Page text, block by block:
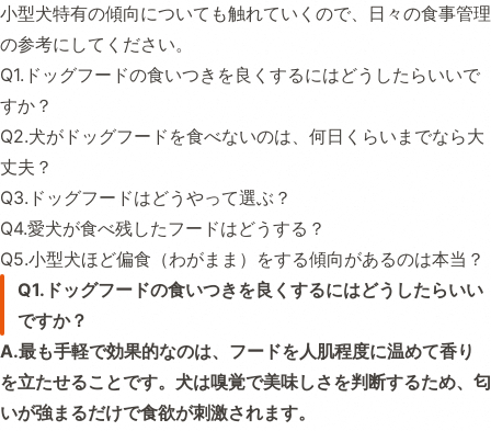
小型犬特有の傾向についても触れていくので、日々の食事管理
の参考にしてください。
Q1.ドッグフードの食いつきを良くするにはどうしたらいいで
すか？
Q2.犬がドッグフードを食べないのは、何日くらいまでなら大
丈夫？
Q3.ドッグフードはどうやって選ぶ？
Q4.愛犬が食べ残したフードはどうする？
Q5.小型犬ほど偏食（わがまま）をする傾向があるのは本当？
Q1.ドッグフードの食いつきを良くするにはどうしたらいい
ですか？
A.最も手軽で効果的なのは、フードを人肌程度に温めて香り
を立たせることです。犬は嗅覚で美味しさを判断するため、匂
いが強まるだけで食欲が刺激されます。